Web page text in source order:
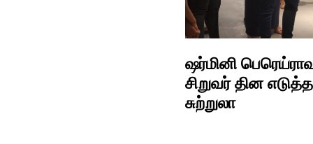
ஷர்மினி
சிறுவர் தின
சுற்றுலா